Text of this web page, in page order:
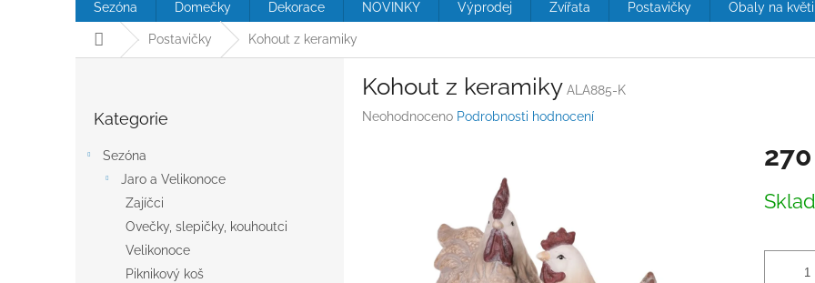
Sezóna Domečky Dekorace NOVINKY Výprodej Zvířata Postavičky Obaly na
Domů Postavičky Kohout z keramiky
kategorie
Kategorie
Sezóna
Jaro a Velikonoce
Zajíčci
Ovečky, slepičky, kouhoutci
Velikonoce
Piknikový koš
Kohout z keramiky ALA885-K
Průměrné
Neohodnoceno Podrobnosti hodnocení
cena: